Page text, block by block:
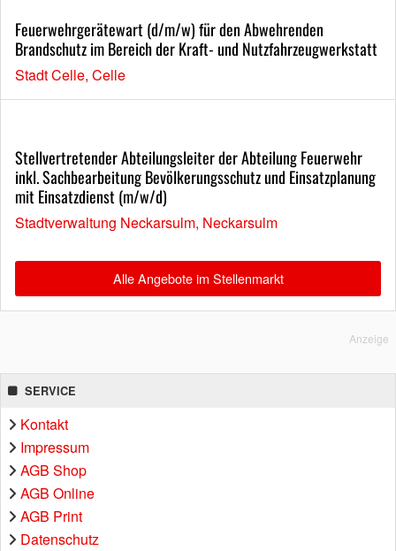
Feuerwehrgerätewart (d/m/w) für den Abwehrenden
Brandschutz im Bereich der Kraft- und Nutzfahrzeugwerkstatt
Stadt Celle, Celle
Stellvertretender Abteilungsleiter der Abteilung Feuerwehr
inkl. Sachbearbeitung Bevölkerungsschutz und Einsatzplanung
mit Einsatzdienst (m/w/d)
Stadtverwaltung Neckarsulm, Neckarsulm
Alle Angebote im Stellenmarkt
Anzeige
SERVICE
Kontakt
Impressum
AGB Shop
AGB Online
AGB Print
Datenschutz